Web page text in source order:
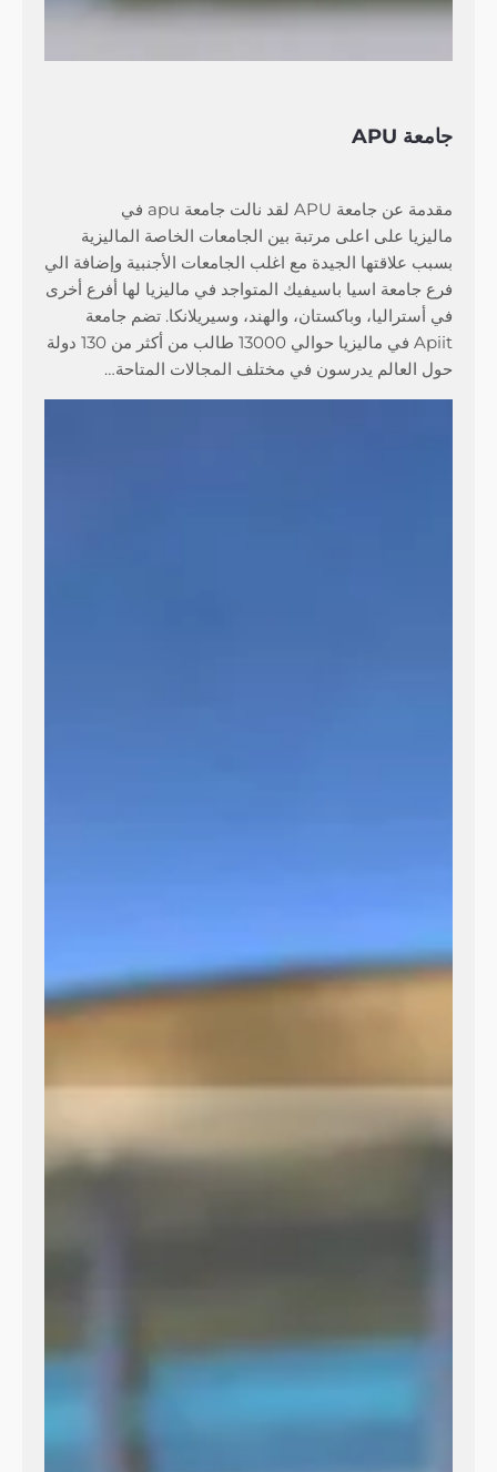
جامعة APU
مقدمة عن جامعة APU لقد نالت جامعة apu في
ماليزيا على اعلى مرتبة بين الجامعات الخاصة الماليزية
بسبب علاقتها الجيدة مع اغلب الجامعات الأجنبية وإضافة الي
فرع جامعة اسيا باسيفيك المتواجد في ماليزيا لها أفرع أخرى
في أستراليا، وباكستان، والهند، وسيريلانكا. تضم جامعة
Apiit في ماليزيا حوالي 13000 طالب من أكثر من 130 دولة
حول العالم يدرسون في مختلف المجالات المتاحة…